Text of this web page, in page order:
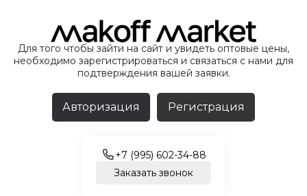
Для того чтобы зайти на сайт и увидеть оптовые цены,
необходимо зарегистрироваться и связаться с нами для
подтверждения вашей заявки.
Авторизация Регистрация
+7 (995) 602-34-88
Заказать звонок